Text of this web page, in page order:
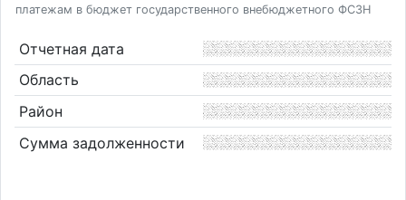
платежам в бюджет государственного внебюджетного ФСЗН
Отчетная дата
Область
Район
Сумма задолженности